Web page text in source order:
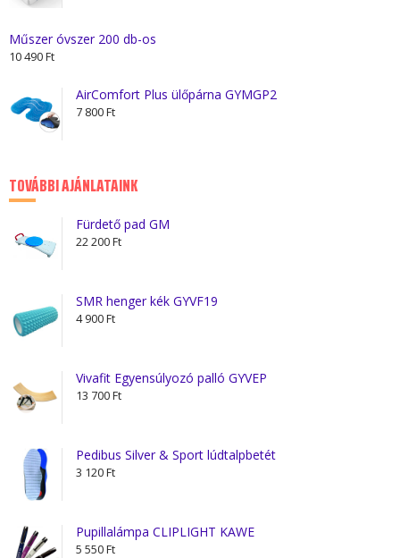
Műszer óvszer 200 db-os
10 490Ft
AirComfort Plus ülőpárna GYMGP2
7 800Ft
TOVÁBBI AJÁNLATAINK
Fürdető pad GM
22 200Ft
SMR henger kék GYVF19
4 900Ft
Vivafit Egyensúlyozó palló GYVEP
13 700Ft
Pedibus Silver & Sport lúdtalpbetét
3 120Ft
Pupillalámpa CLIPLIGHT KAWE
5 550Ft